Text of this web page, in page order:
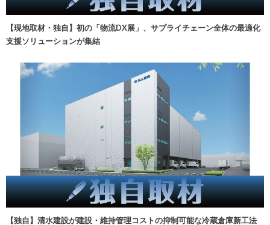
【現地取材・独自】初の「物流DX展」、サプライチェーン全体の最適化
支援ソリューションが集結
【独自】清水建設が建設・維持管理コストの抑制可能な冷蔵倉庫新工法